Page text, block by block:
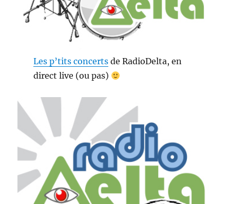
Les p’tits concertsde RadioDelta, en
direct live (ou pas)